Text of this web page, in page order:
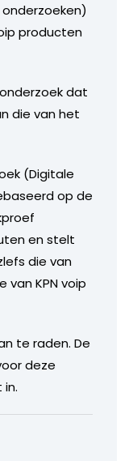
producten
dat
die van het
(Digitale
op de
en stelt
die van
van KPN voip
te raden. De
deze